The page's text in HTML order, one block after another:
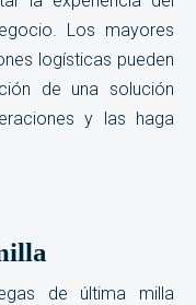
Los mayores
logísticas pueden
de una solución
y las haga
de última milla